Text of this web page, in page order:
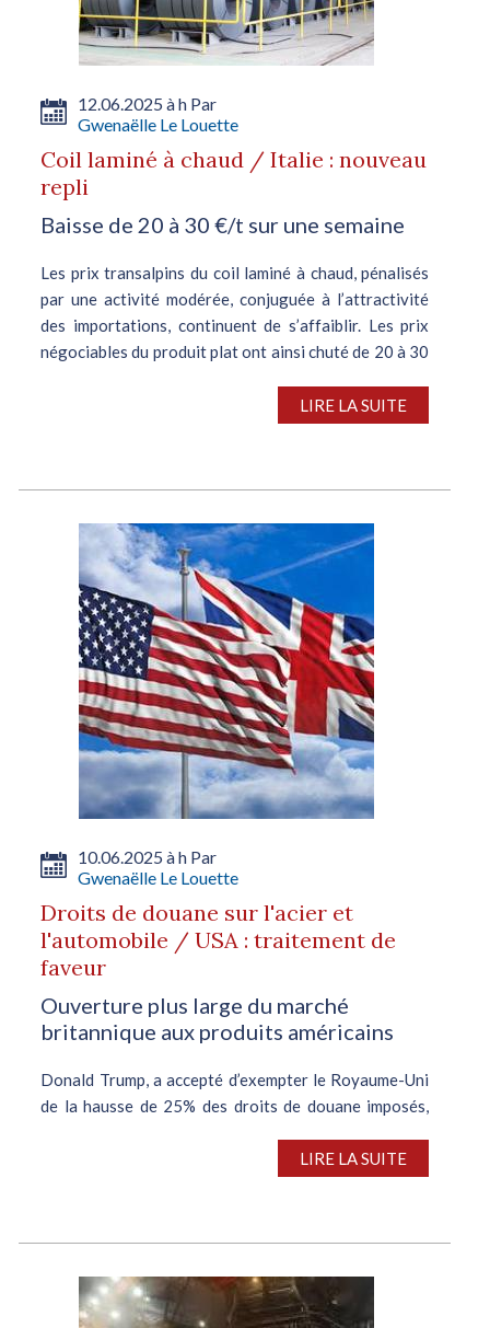
12.06.2025 à h Par
Gwenaëlle Le Louette
Coil laminé à chaud / Italie : nouveau
repli
Baisse de 20 à 30 €/t sur une semaine
Les prix transalpins du coil laminé à chaud, pénalisés
par une activité modérée, conjuguée à l’attractivité
des importations, continuent de s’affaiblir. Les prix
négociables du produit plat ont ainsi chuté de 20 à 30
LIRE LA SUITE
10.06.2025 à h Par
Gwenaëlle Le Louette
Droits de douane sur l'acier et
l'automobile / USA : traitement de
faveur
Ouverture plus large du marché
britannique aux produits américains
Donald Trump, a accepté d’exempter le Royaume-Uni
de la hausse de 25% des droits de douane imposés,
automobiles depuis le 4 juin. Toutefois, les taxes de
LIRE LA SUITE